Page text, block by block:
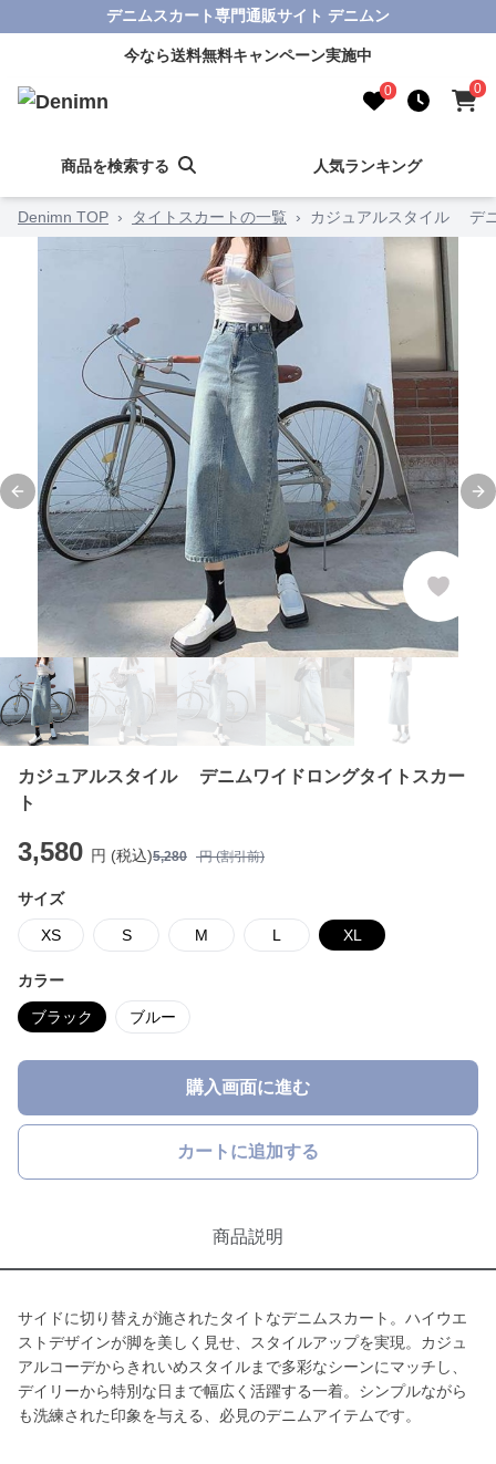
デニムスカート専門通販サイト デニムン
今なら送料無料キャンペーン実施中
0 0
商品を検索する 人気ランキング
Denimn TOP › タイトスカートの一覧 › カジュアルスタイル デ
Previous slide
カジュアルスタイル デニムワイドロングタイトスカー
ト
3,580 円 (税込)5,280 円 (割引前)
サイズ
XS S M L XL
カラー
ブラック ブルー
購入画面に進む
カートに追加する
商品説明
サイドに切り替えが施されたタイトなデニムスカート。ハイウエ
ストデザインが脚を美しく見せ、スタイルアップを実現。カジュ
アルコーデからきれいめスタイルまで多彩なシーンにマッチし、
デイリーから特別な日まで幅広く活躍する一着。シンプルながら
も洗練された印象を与える、必見のデニムアイテムです。